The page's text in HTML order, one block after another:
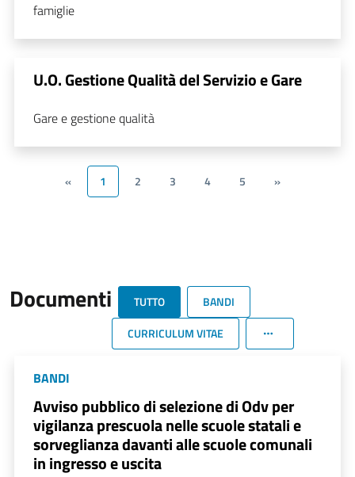
famiglie
U.O. Gestione Qualità del Servizio e Gare
Gare e gestione qualità
« 1 2 3 4 5 »
Documenti TUTTO
BANDI
CURRICULUM VITAE
BANDI
Avviso pubblico di selezione di Odv per
vigilanza prescuola nelle scuole statali e
sorveglianza davanti alle scuole comunali
in ingresso e uscita